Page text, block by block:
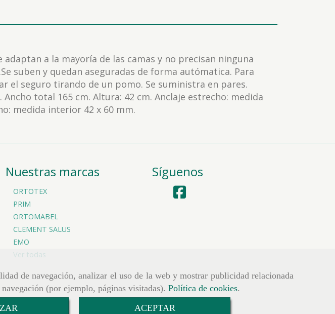
de navegación, analizar el uso de la web y mostrar publicidad relacionada
(por ejemplo, páginas visitadas). Política de cookies.
ACEPTAR
adaptan a la mayoría de las camas y no precisan ninguna
suben y quedan aseguradas de forma autómatica. Para
el seguro tirando de un pomo. Se suministra en pares.
total 165 cm. Altura: 42 cm. Anclaje estrecho: medida
medida interior 42 x 60 mm.
Nuestras marcas
ORTOTEX
PRIM
ORTOMABEL
CLEMENT SALUS
EMO
Ver todas
Síguenos